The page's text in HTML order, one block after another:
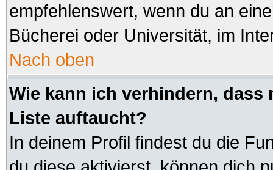
empfehlenswert, wenn du an
Bücherei oder Universität, im
Nach oben
Wie kann ich verhindern, dass
Liste auftaucht?
In deinem Profil findest du die